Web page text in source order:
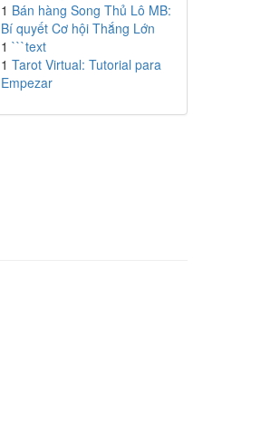
1 Bán hàng Song Thủ Lô MB:
Bí quyết Cơ hội Thắng Lớn
1 ```text
1 Tarot Virtual: Tutorial para
Empezar